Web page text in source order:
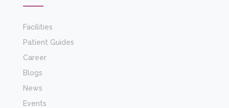
Facilities
Patient Guides
Career
Blogs
News
Events